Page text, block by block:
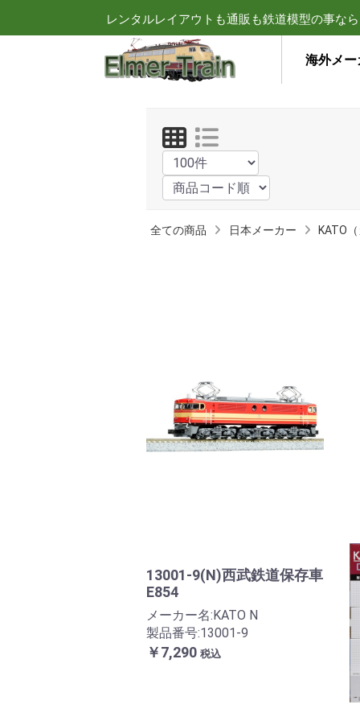
レンタルレイアウトも通販も鉄道模型の事な
海外メ
全ての商品 日本メーカー KATO
13001-9(N)西武鉄道保存車
E854
メーカー名:KATO N
製品番号:13001-9
￥7,290 税込